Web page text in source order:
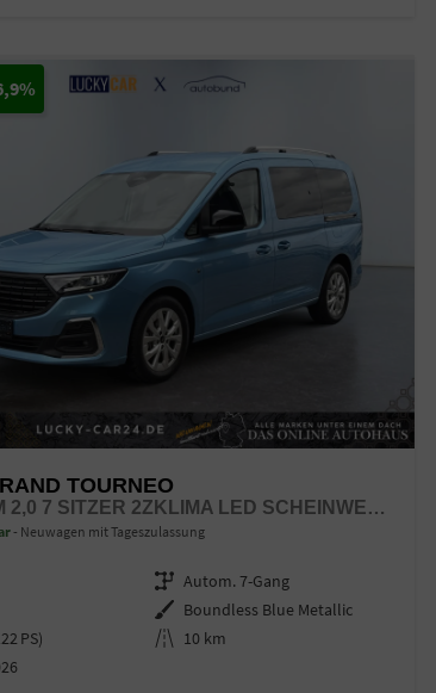
TOURNEO
TITANIUM 2,0 7 SITZER 2ZKLIMA LED SCHEINWERFER ANHÄNGERKUPPLUNG SITZHEIZUNG EINPARKHILFE KAMERA 17 ZOLL LEICHTMETALL ACC
Neuwagen mit Tageszulassung
Getriebe Autom. 7-Gang
Außenfarbe Boundless Blue Metallic
PS) Kilometerstand 10 km